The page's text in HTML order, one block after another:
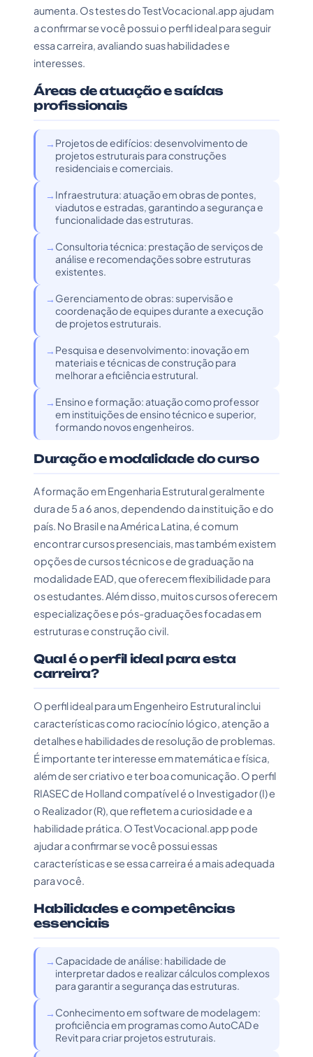
aumenta. Os testes do TestVocacional.app ajudam
a confirmar se você possui o perfil ideal para seguir
essa carreira, avaliando suas habilidades e
interesses.
Áreas de atuação e saídas
profissionais
Projetos de edifícios: desenvolvimento de
projetos estruturais para construções
residenciais e comerciais.
Infraestrutura: atuação em obras de pontes,
viadutos e estradas, garantindo a segurança e
funcionalidade das estruturas.
Consultoria técnica: prestação de serviços de
análise e recomendações sobre estruturas
existentes.
Gerenciamento de obras: supervisão e
coordenação de equipes durante a execução
de projetos estruturais.
Pesquisa e desenvolvimento: inovação em
materiais e técnicas de construção para
melhorar a eficiência estrutural.
Ensino e formação: atuação como professor
em instituições de ensino técnico e superior,
formando novos engenheiros.
Duração e modalidade do curso
A formação em Engenharia Estrutural geralmente
dura de 5 a 6 anos, dependendo da instituição e do
país. No Brasil e na América Latina, é comum
encontrar cursos presenciais, mas também existem
opções de cursos técnicos e de graduação na
modalidade EAD, que oferecem flexibilidade para
os estudantes. Além disso, muitos cursos oferecem
especializações e pós-graduações focadas em
estruturas e construção civil.
Qual é o perfil ideal para esta
carreira?
O perfil ideal para um Engenheiro Estrutural inclui
características como raciocínio lógico, atenção a
detalhes e habilidades de resolução de problemas.
É importante ter interesse em matemática e física,
além de ser criativo e ter boa comunicação. O perfil
RIASEC de Holland compatível é o Investigador (I) e
o Realizador (R), que refletem a curiosidade e a
habilidade prática. O TestVocacional.app pode
ajudar a confirmar se você possui essas
características e se essa carreira é a mais adequada
para você.
Habilidades e competências
essenciais
Capacidade de análise: habilidade de
interpretar dados e realizar cálculos complexos
para garantir a segurança das estruturas.
Conhecimento em software de modelagem:
proficiência em programas como AutoCAD e
Revit para criar projetos estruturais.